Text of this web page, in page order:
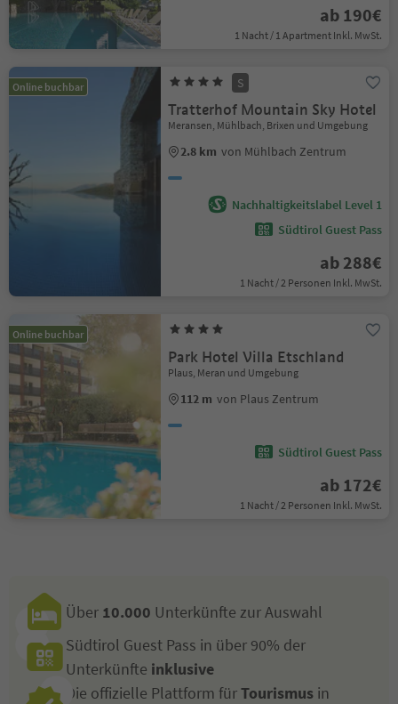
ab 190€
1 Nacht / 1 Apartment Inkl. MwSt.
Online buchbar S
Tratterhof Mountain Sky Hotel
Meransen, Mühlbach, Brixen und Umgebung
2.8 km von Mühlbach Zentrum
Nachhaltigkeitslabel Level 1
Südtirol Guest Pass
ab 288€
1 Nacht / 2 Personen Inkl. MwSt.
Online buchbar
Park Hotel Villa Etschland
Plaus, Meran und Umgebung
112 m von Plaus Zentrum
Südtirol Guest Pass
ab 172€
1 Nacht / 2 Personen Inkl. MwSt.
Über 10.000 Unterkünfte zur Auswahl
Südtirol Guest Pass in über 90% der
Unterkünfte inklusive
Die offizielle Plattform fürTourismus in